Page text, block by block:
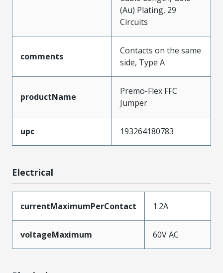
(Au) Plating, 29
Circuits
comments
Contacts on the same
side, Type A
productName
Premo-Flex FFC
Jumper
upc 193264180783
Electrical
currentMaximumPerContact 1.2A
voltageMaximum 60V AC